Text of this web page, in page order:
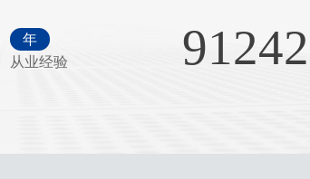
年
从业经验
91242